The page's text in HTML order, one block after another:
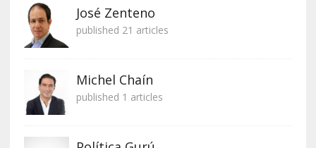
José Zenteno
published 21 articles
Michel Chaín
published 1 articles